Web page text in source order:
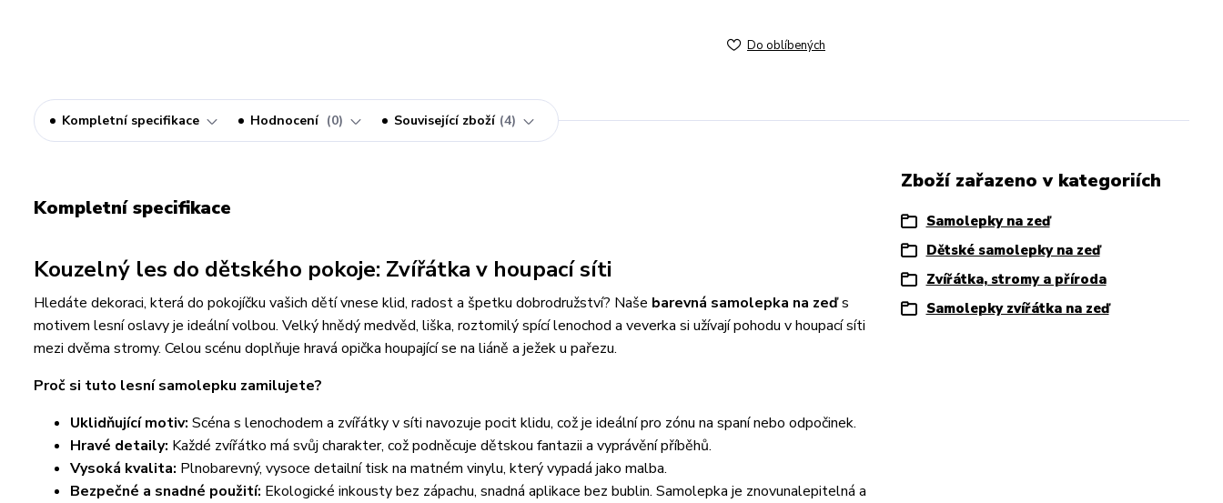
Do oblíbených
Kompletní specifikace Hodnocení 0 Související zboží 4
Kompletní specifikace
Kouzelný les do dětského pokoje: Zvířátka v houpací síti
Hledáte dekoraci, která do pokojíčku vašich dětí vnese klid, radost a špetku dobrodružství? Naše barevná samolepka na zeďs
motivem lesní oslavy je ideální volbou. Velký hnědý medvěd, liška, roztomilý spící lenochod a veverka si užívají pohodu v houpací síti
mezi dvěma stromy. Celou scénu doplňuje hravá opička houpající se na liáně a ježek u pařezu.
Proč si tuto lesní samolepku zamilujete?
Uklidňující motiv: Scéna s lenochodem a zvířátky v síti navozuje pocit klidu, což je ideální pro zónu na spaní nebo odpočinek.
Hravé detaily: Každé zvířátko má svůj charakter, což podněcuje dětskou fantazii a vyprávění příběhů.
Vysoká kvalita: Plnobarevný, vysoce detailní tisk na matném vinylu, který vypadá jako malba.
Bezpečné a snadné použití: Ekologické inkousty bez zápachu, snadná aplikace bez bublin. Samolepka je znovunalepitelná a
Zboží zařazeno v kategoriích
Samolepky na zeď
Dětské samolepky na zeď
Zvířátka, stromy a příroda
Samolepky zvířátka na zeď